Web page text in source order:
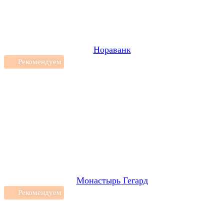
Нораванк
Рекомендуем
Монастырь Гегард
Рекомендуем